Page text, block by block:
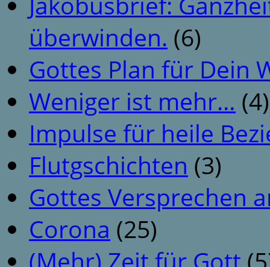
überwinden. (6)
Gottes Plan für Dein
Weniger ist mehr… (4)
Impulse für heile
Flutgschichten (3)
Gottes Versprechen
Corona (25)
(Mehr) Zeit für Gott